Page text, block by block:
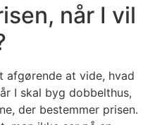
når I vil
afgørende at vide, hvad
I skal byg dobbelthus,
der bestemmer prisen.